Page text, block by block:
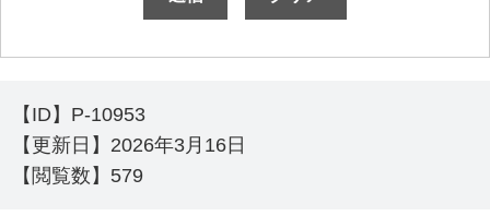
【ID】 P-10953
【更新日】 2026年3月16日
【閲覧数】 579